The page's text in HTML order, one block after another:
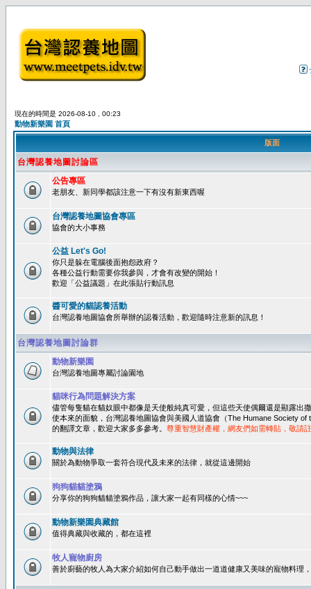
現在的時間是 2026-08-10 , 00:23
動物新樂園 首頁
版面
台灣認養地圖討論區
公告專區
老朋友、新同學都該注意一下有沒有新東西喔
台灣認養地圖協會專區
協會的大小事務
公益 Let's Go!
你只是躲在電腦後面抱怨政府？
各種公益行動需要你我參與，才會有改變的開始！
歡迎「公益議題」在此張貼行動訊息
醬可愛的貓認養活動
台灣認養地圖協會所舉辦的認養活動，歡迎隨時注意新的訊息！
台灣認養地圖討論群
動物新樂園
台灣認養地圖專屬討論園地
貓咪行為問題解決方案
儘管每隻貓在貓奴眼中都像是天使般純真可愛，但這些天使偶爾還是顯露出
使本來的面貌，台灣認養地圖協會與美國人道協會（The Humane Society
的翻譯文章，歡迎大家多多參考。 尊重智慧財產權，網友們如需轉貼，敬請
動物與法律
關於為動物爭取一套符合現代及未來的法律，就從這邊開始
狗狗貓貓塗鴉
分享你的狗狗貓貓塗鴉作品，讓大家一起有同樣的心情~~~
動物新樂園典藏館
值得典藏與收藏的，都在這裡
牧人寵物廚房
善於廚藝的牧人為大家介紹如何自己動手做出一道道健康又美味的寵物料理